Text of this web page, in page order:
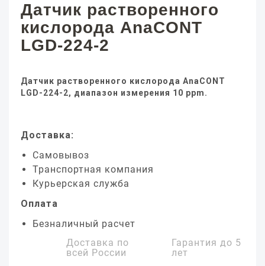
Датчик растворенного
кислорода AnaCONT
LGD-224-2
Датчик растворенного кислорода AnaCONT
LGD-224-2, диапазон измерения 10 ppm.
Доставка:
Самовывоз
Транспортная компания
Курьерская служба
Оплата
Безналичный расчет
Доставка по
всей России
Гарантия до 5
лет